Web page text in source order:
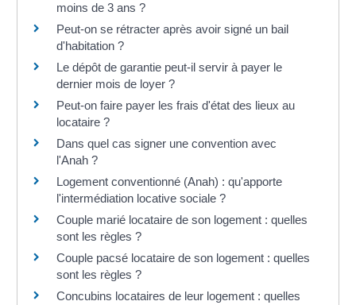
moins de 3 ans ?
Peut-on se rétracter après avoir signé un bail
d'habitation ?
Le dépôt de garantie peut-il servir à payer le
dernier mois de loyer ?
Peut-on faire payer les frais d'état des lieux au
locataire ?
Dans quel cas signer une convention avec
l'Anah ?
Logement conventionné (Anah) : qu'apporte
l'intermédiation locative sociale ?
Couple marié locataire de son logement : quelles
sont les règles ?
Couple pacsé locataire de son logement : quelles
sont les règles ?
Concubins locataires de leur logement : quelles